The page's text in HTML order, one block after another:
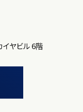
ヤビル 6階